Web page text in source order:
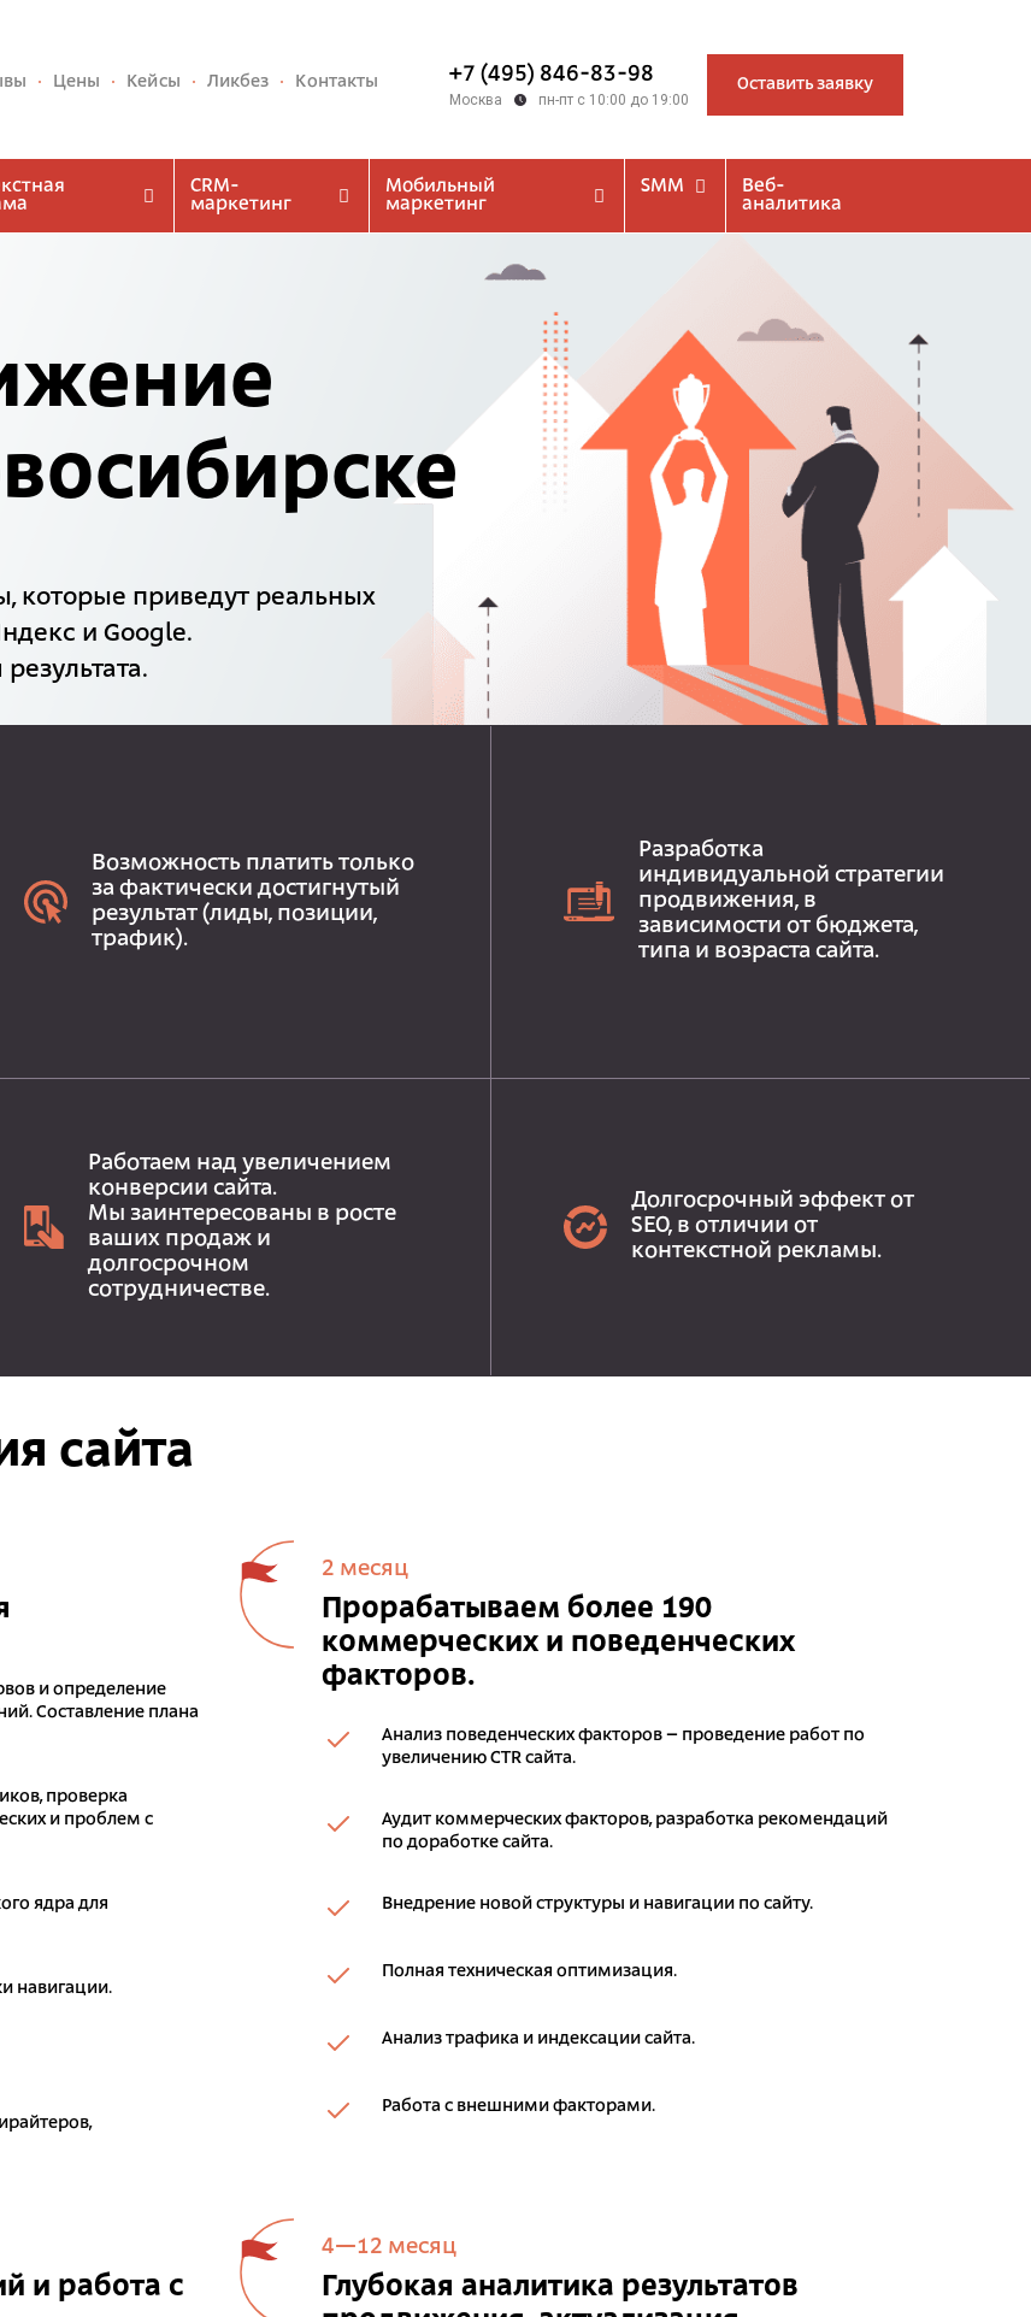
Цены Кейсы Ликбез Контакты +7 (495) 846-83-98
Москва пн-пт с 10:00 до 19:00
Оставить заявку
CRM-
маркетинг
Мобильный
маркетинг
SMM
Веб-
аналитика
которые приведут реальных
и Google.
Возможность платить только
за фактически достигнутый
результат (лиды, позиции,
трафик).
Разработка
индивидуальной стратегии
продвижения, в
зависимости от бюджета,
типа и возраста сайта.
Работаем над увеличением
конверсии сайта.
Мы заинтересованы в росте
ваших продаж и
долгосрочном
сотрудничестве.
Долгосрочный эффект от
SEO, в отличии от
контекстной рекламы.
сайта
и определение
Составление плана
проверка
и проблем с
ядра для
навигации.
2 месяц
Прорабатываем более 190
коммерческих и поведенческих
факторов.
Анализ поведенческих факторов – проведение работ по
увеличению CTR сайта.
Аудит коммерческих факторов, разработка рекомендаций
по доработке сайта.
Внедрение новой структуры и навигации по сайту.
Полная техническая оптимизация.
Анализ трафика и индексации сайта.
Работа с внешними факторами.
и работа с
4—12 месяц
Глубокая аналитика результатов